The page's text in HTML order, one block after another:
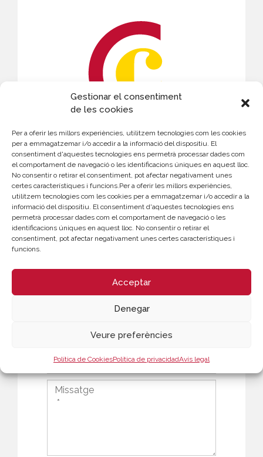
Gestionar el consentiment
de les cookies
Per a oferir les millors experiències, utilitzem tecnologies com les cookies
per a emmagatzemar i/o accedir a la informació del dispositiu. El
consentiment d'aquestes tecnologies ens permetrà processar dades com
el comportament de navegació o les identificacions úniques en aquest lloc.
No consentir o retirar el consentiment, pot afectar negativament unes
certes característiques i funcions.Per a oferir les millors experiències,
utilitzem tecnologies com les cookies per a emmagatzemar i/o accedir a la
informació del dispositiu. El consentiment d'aquestes tecnologies ens
permetrà processar dades com el comportament de navegació o les
identificacions úniques en aquest lloc. No consentir o retirar el
consentiment, pot afectar negativament unes certes característiques i
funcions.
Acceptar
Denegar
Veure preferències
Política de CookiesPolítica de privacidadAvís legal
CONTACTE
Elena Navarro
961 366 202
enavarro@camaravalencia.com